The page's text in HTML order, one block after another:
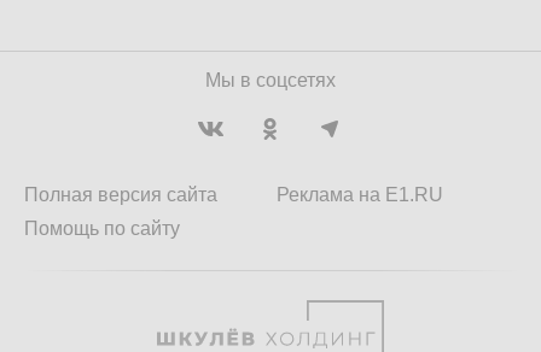
Мы в соцсетях
Полная версия сайта
Помощь по сайту
Реклама на E1.RU